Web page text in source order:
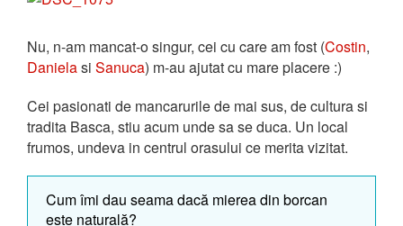
Nu, n-am mancat-o singur, cei cu care am fost (Costin,
Danielasi Sanuca) m-au ajutat cu mare placere :)
Cei pasionati de mancarurile de mai sus, de cultura si
tradita Basca, stiu acum unde sa se duca. Un local
frumos, undeva in centrul orasului ce merita vizitat.
Cum îmi dau seama dacă mierea din borcan
este naturală?